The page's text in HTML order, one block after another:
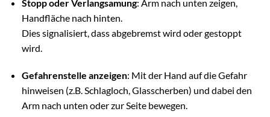
Stopp oder Verlangsamung: Arm nach unten zeigen,
Handfläche nach hinten.
Dies signalisiert, dass abgebremst wird oder gestoppt
wird.
Gefahrenstelle anzeigen: Mit der Hand auf die Gefahr
hinweisen (z.B. Schlagloch, Glasscherben) und dabei den
Arm nach unten oder zur Seite bewegen.